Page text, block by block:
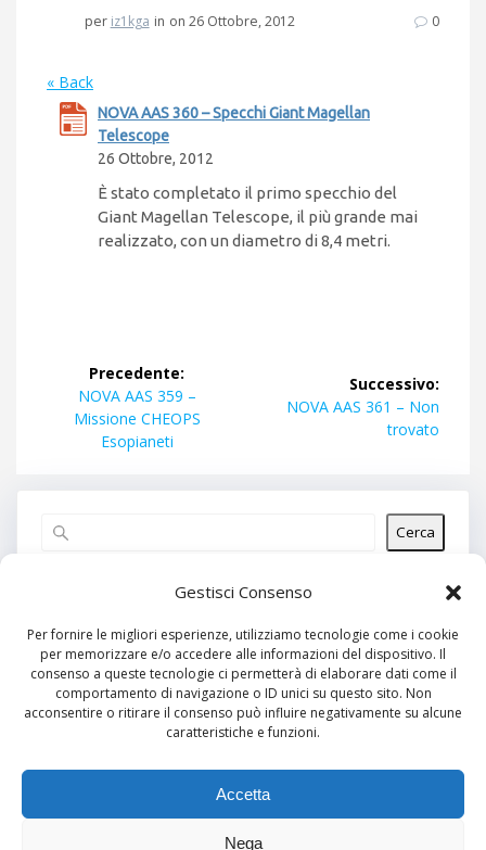
Gestisci Consenso
Per fornire le migliori esperienze, utilizziamo tecnologie come i cookie
per memorizzare e/o accedere alle informazioni del dispositivo. Il
consenso a queste tecnologie ci permetterà di elaborare dati come il
comportamento di navigazione o ID unici su questo sito. Non
acconsentire o ritirare il consenso può influire negativamente su alcune
caratteristiche e funzioni.
Accetta
Nega
per iz1kga in on 26 Ottobre, 2012 0
« Back
NOVA AAS 360 – Specchi Giant Magellan
Telescope
26 Ottobre, 2012
È stato completato il primo specchio del
Giant Magellan Telescope, il più grande mai
realizzato, con un diametro di 8,4 metri.
Navigazione
articoli
Precedente:
Articolo
precedente:
NOVA AAS 359 –
Missione CHEOPS
Esopianeti
Successivo:
Articolo
NOVA AAS 361 – Non
trovato
Cerca
Articoli recenti
Commenti recenti
Nessun commento da mostrare.
Nessun archivio da mostrare.